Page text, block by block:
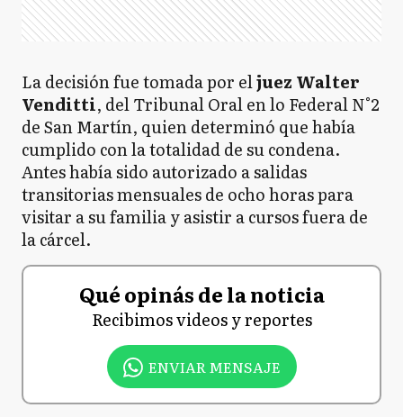
La decisión fue tomada por eljuez Walter
Venditti, del Tribunal Oral en lo Federal N°2
de San Martín, quien determinó que había
cumplido con la totalidad de su condena.
Antes había sido autorizado a salidas
transitorias mensuales de ocho horas para
visitar a su familia y asistir a cursos fuera de
la cárcel.
Qué opinás de la noticia
Recibimos videos y reportes
ENVIAR MENSAJE